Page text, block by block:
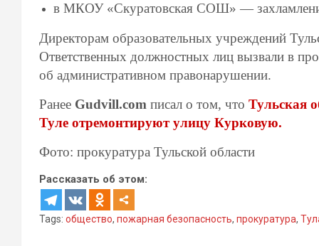
в МКОУ «Скуратовская СОШ» —
Директорам образовательных учреждений
Ответственных должностных лиц вызвали в
об административном правонарушении.
Ранее Gudvill.com писал о том, что Тульская
Туле отремонтируют улицу Курковую.
Фото: прокуратура Тульской области
Рассказать об этом:
Tags: общество, пожарная безопасность, прокуратура,